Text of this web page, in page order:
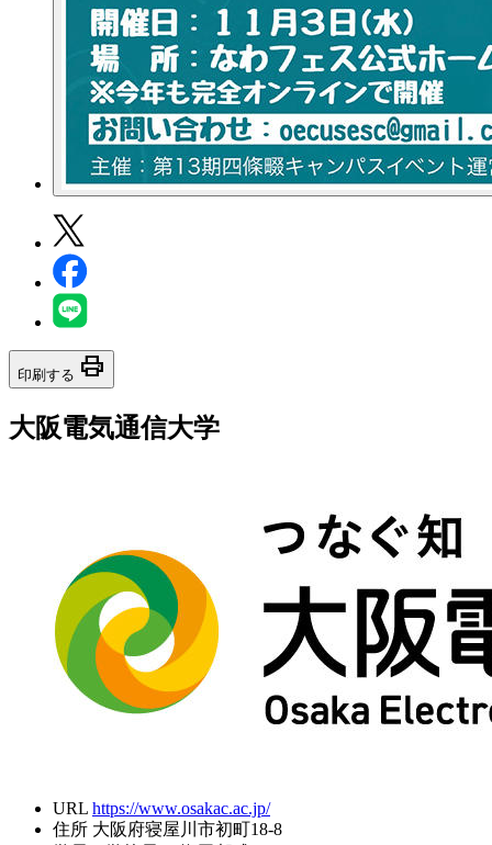
印刷する print
大阪電気通信大学
URL https://www.osakac.ac.jp/
住所 大阪府寝屋川市初町18-8